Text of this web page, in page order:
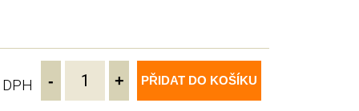
- + PŘIDAT DO KOŠÍKU